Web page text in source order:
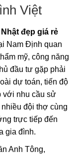
Việt
đẹp giá rẻ
Nam Định quan
mỹ, công năng
đầu tư gặp phải
dự toán, tiến độ
với nhu cầu sử
đội thợ cùng
trực tiếp đến
gia đình.
Anh Tông,